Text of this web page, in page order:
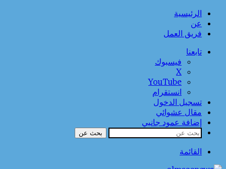
الرئيسية
عن
فريق العمل
تابعنا
فيسبوك
‫X
‫YouTube
انستقرام
تسجيل الدخول
مقال عشوائي
إضافة عمود جانبي
بحث عن
القائمة